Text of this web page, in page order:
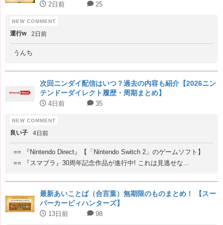
2日前 25
運行w 2日前
うんち
次回ニンダイ配信はいつ？過去の内容も紹介【2026ニン
テンドーダイレクト履歴・周期まとめ】
4日前 35
良い子 4日前
== 『Nintendo Direct』【「Nintendo Switch 2」のゲームソフト】
== 『スマブラ』30周年記念作品が進行中! これは見逃せな...
最新あいことば（合言葉）無期限のものまとめ！ 【スー
パーカービィハンターズ】
13日前 98